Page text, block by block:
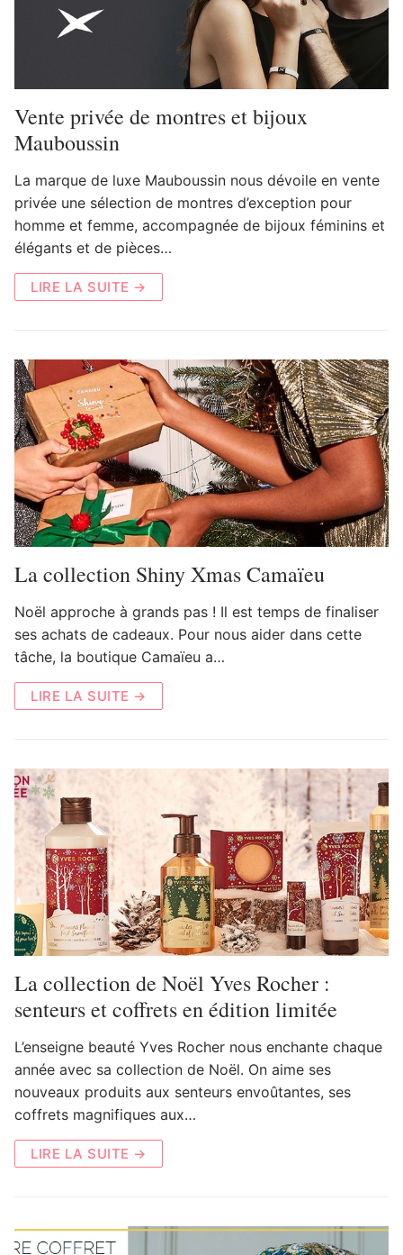
Vente privée de montres et bijoux
Mauboussin
La marque de luxe Mauboussin nous dévoile en vente
privée une sélection de montres d’exception pour
homme et femme, accompagnée de bijoux féminins et
élégants et de pièces…
LIRE LA SUITE →
La collection Shiny Xmas Camaïeu
Noël approche à grands pas ! Il est temps de finaliser
ses achats de cadeaux. Pour nous aider dans cette
tâche, la boutique Camaïeu a…
LIRE LA SUITE →
La collection de Noël Yves Rocher :
senteurs et coffrets en édition limitée
L’enseigne beauté Yves Rocher nous enchante chaque
année avec sa collection de Noël. On aime ses
nouveaux produits aux senteurs envoûtantes, ses
coffrets magnifiques aux…
LIRE LA SUITE →